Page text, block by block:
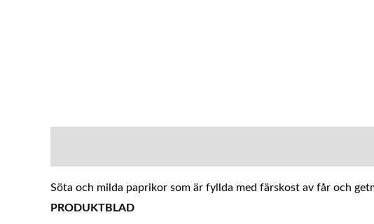
Söta och milda paprikor som är fyllda med färskost av får och
PRODUKTBLAD